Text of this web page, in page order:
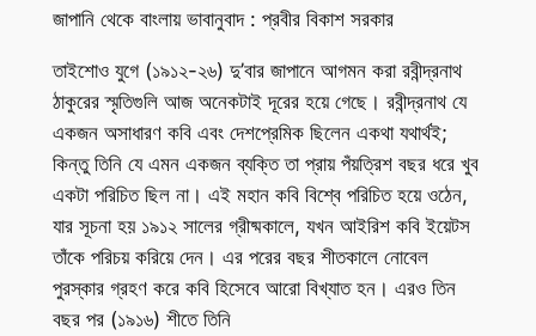
জাপানি থেকে বাংলায় ভাবানুবাদ : প্রবীর বিকাশ সরকার
তাইশোও যুগে (১৯১২-২৬) দু’বার জাপানে আগমন করা রবীন্দ্রনাথ
ঠাকুরের স্মৃতিগুলি আজ অনেকটাই দূরের হয়ে গেছে। রবীন্দ্রনাথ যে
একজন অসাধারণ কবি এবং দেশপ্রেমিক ছিলেন একথা যথার্থই;
কিন্তু তিনি যে এমন একজন ব্যক্তি তা প্রায় পঁয়ত্রিশ বছর ধরে খুব
একটা পরিচিত ছিল না। এই মহান কবি বিশ্বে পরিচিত হয়ে ওঠেন,
যার সূচনা হয় ১৯১২ সালের গ্রীষ্মকালে, যখন আইরিশ কবি ইয়েটস
তাঁকে পরিচয় করিয়ে দেন। এর পরের বছর শীতকালে নোবেল
পুরস্কার গ্রহণ করে কবি হিসেবে আরো বিখ্যাত হন। এরও তিন
বছর পর (১৯১৬) শীতে তিনি